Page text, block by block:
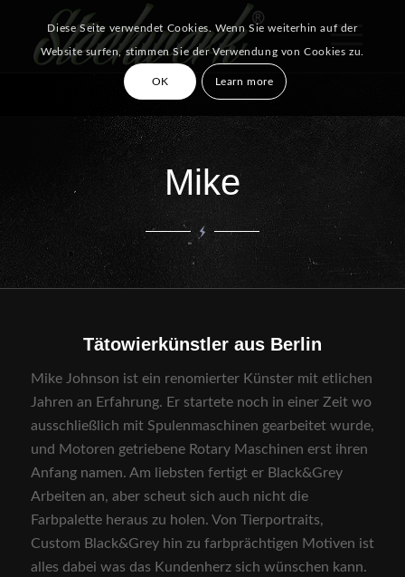
Mike
Tätowierkünstler aus Berlin
Mike Johnson ist ein renomierter Künster mit etlichen
Jahren an Erfahrung. Er startete noch in einer Zeit wo
ausschließlich mit Spulenmaschinen gearbeitet wurde,
und Motoren getriebene Rotary Maschinen erst ihren
Anfang namen. Am liebsten fertigt er Black&Grey
Arbeiten an, aber scheut sich auch nicht die
Farbpalette heraus zu holen. Von Tierportraits,
Custom Black&Grey hin zu farbprächtigen Motiven ist
alles dabei was das Kundenherz sich wünschen kann.
Diese Seite verwendet Cookies. Wenn Sie weiterhin auf der
Website surfen, stimmen Sie der Verwendung von Cookies zu.
OK Learn more